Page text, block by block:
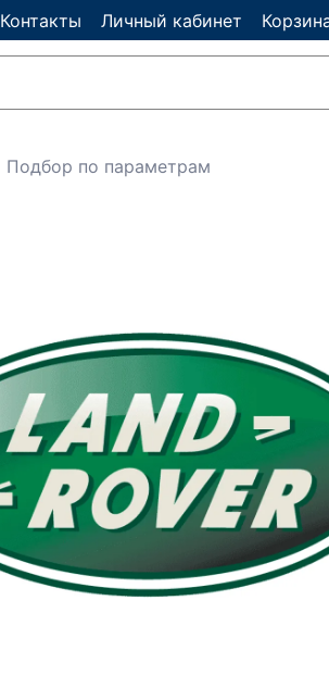
Контакты Личный кабинет
Подбор по параметрам